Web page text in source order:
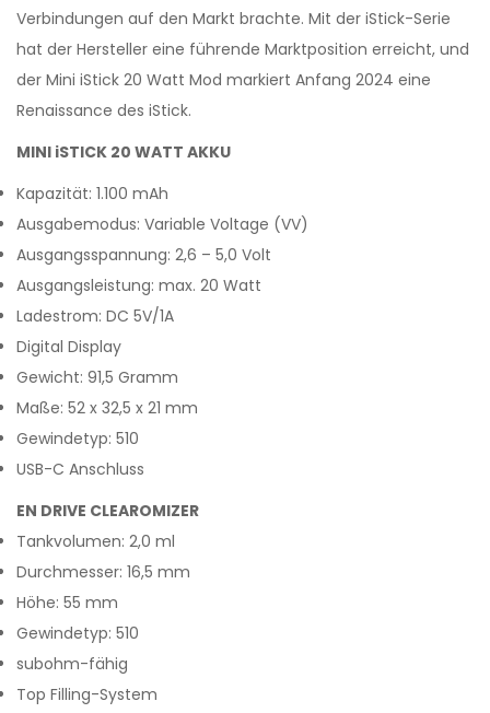
Verbindungen auf den Markt brachte. Mit der iStick-Serie
hat der Hersteller eine führende Marktposition erreicht, und
der Mini iStick 20 Watt Mod markiert Anfang 2024 eine
Renaissance des iStick.
MINI iSTICK 20 WATT AKKU
Kapazität: 1.100 mAh
Ausgabemodus: Variable Voltage (VV)
Ausgangsspannung: 2,6 – 5,0 Volt
Ausgangsleistung: max. 20 Watt
Ladestrom: DC 5V/1A
Digital Display
Gewicht: 91,5 Gramm
Maße: 52 x 32,5 x 21 mm
Gewindetyp: 510
USB-C Anschluss
EN DRIVE CLEAROMIZER
Tankvolumen: 2,0 ml
Durchmesser: 16,5 mm
Höhe: 55 mm
Gewindetyp: 510
subohm-fähig
Top Filling-System